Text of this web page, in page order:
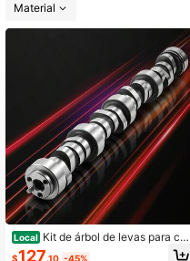
Motor De Moto
Material
Local Kit de árbol de levas para ca
mión LS, juego de 9 piezas, incluye
$127.10 -45%